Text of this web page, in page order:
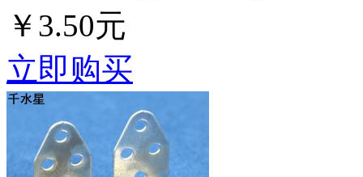
￥3.50元
立即购买